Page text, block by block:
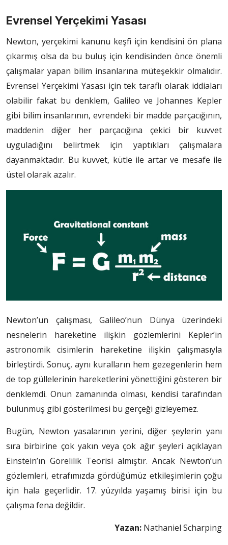
Evrensel Yerçekimi Yasası
Newton, yerçekimi kanunu keşfi için kendisini ön plana
çıkarmış olsa da bu buluş için kendisinden önce önemli
çalışmalar yapan bilim insanlarına müteşekkir olmalıdır.
Evrensel Yerçekimi Yasası için tek taraflı olarak iddiaları
olabilir fakat bu denklem, Galileo ve Johannes Kepler
gibi bilim insanlarının, evrendeki bir madde parçacığının,
maddenin diğer her parçacığına çekici bir kuvvet
uyguladığını belirtmek için yaptıkları çalışmalara
dayanmaktadır. Bu kuvvet, kütle ile artar ve mesafe ile
üstel olarak azalır.
Newton’un çalışması, Galileo’nun Dünya üzerindeki
nesnelerin hareketine ilişkin gözlemlerini Kepler’in
astronomik cisimlerin hareketine ilişkin çalışmasıyla
birleştirdi. Sonuç, aynı kuralların hem gezegenlerin hem
de top güllelerinin hareketlerini yönettiğini gösteren bir
denklemdi. Onun zamanında olması, kendisi tarafından
bulunmuş gibi gösterilmesi bu gerçeği gizleyemez.
Bugün, Newton yasalarının yerini, diğer şeylerin yanı
sıra birbirine çok yakın veya çok ağır şeyleri açıklayan
Einstein’ın Görelilik Teorisi almıştır. Ancak Newton’un
gözlemleri, etrafımızda gördüğümüz etkileşimlerin çoğu
için hala geçerlidir. 17. yüzyılda yaşamış birisi için bu
çalışma fena değildir.
Yazan: Nathaniel Scharping